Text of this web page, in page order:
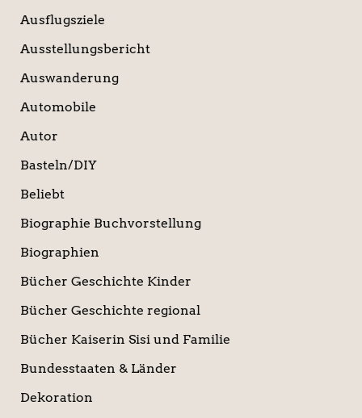
Ausflugsziele
Ausstellungsbericht
Auswanderung
Automobile
Autor
Basteln/DIY
Beliebt
Biographie Buchvorstellung
Biographien
Bücher Geschichte Kinder
Bücher Geschichte regional
Bücher Kaiserin Sisi und Familie
Bundesstaaten & Länder
Dekoration